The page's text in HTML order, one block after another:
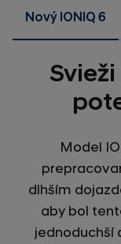
Nový IONIQ 6
Model
dlhším
aby bol
jednoduchší